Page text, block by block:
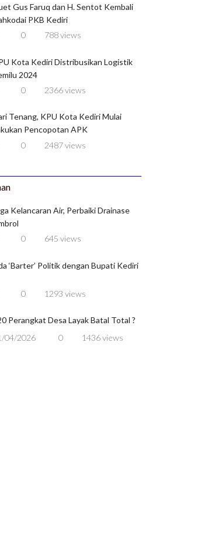
Gus Faruq dan H. Sentot Kembali
PKB Kediri
0 788 views
Kota Kediri Distribusikan Logistik
2024
0 2366 views
Tenang, KPU Kota Kediri Mulai
Pencopotan APK
0 2487 views
Kelancaran Air, Perbaiki Drainase
0 645 views
‘Barter’ Politik dengan Bupati Kediri
0 1293 views
Perangkat Desa Layak Batal Total ?
04/2026
0 1436 views